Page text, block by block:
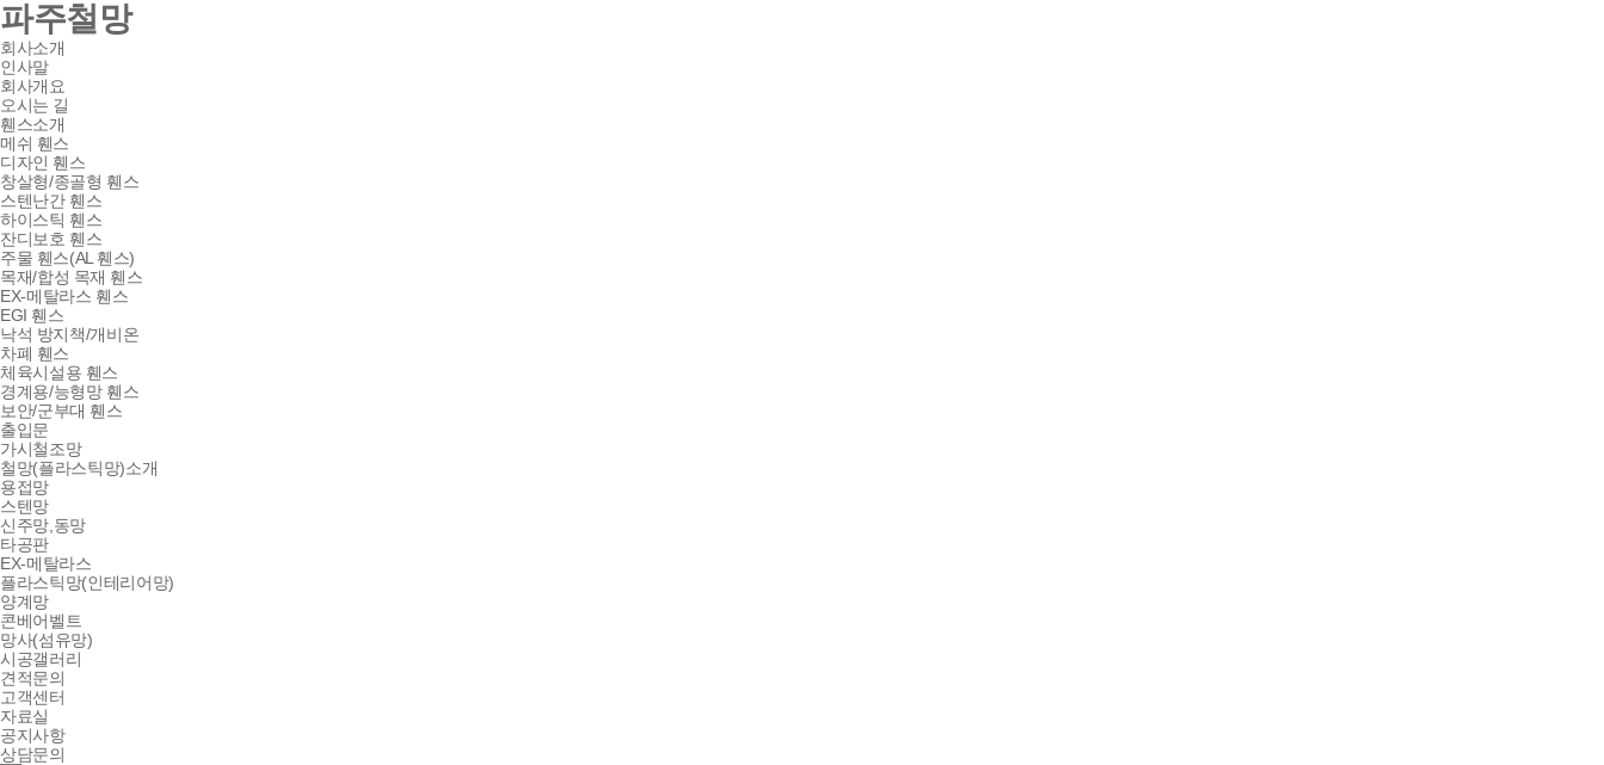
파주철망
회사소개
인사말
회사개요
오시는 길
휀스소개
메쉬 휀스
디자인 휀스
창살형/종골형 휀스
스텐난간 휀스
하이스틱 휀스
잔디보호 휀스
주물 휀스(AL 휀스)
목재/합성 목재 휀스
EX-메탈라스 휀스
EGI 휀스
낙석 방지책/개비온
차폐 휀스
체육시설용 휀스
경계용/능형망 휀스
보안/군부대 휀스
출입문
가시철조망
철망(플라스틱망)소개
용접망
스텐망
신주망,동망
타공판
EX-메탈라스
플라스틱망(인테리어망)
양계망
콘베어벨트
망사(섬유망)
시공갤러리
견적문의
고객센터
자료실
공지사항
상담문의